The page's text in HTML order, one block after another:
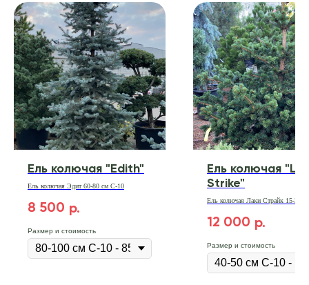
Ель колючая "Edith"
Ель колючая Эдит 60-80 см С-10
8 500 р.
Размер и стоимость
Ель колючая
Strike"
Ель колючая Лаки Страйк 15-20
12 000 р.
Размер и стоимость